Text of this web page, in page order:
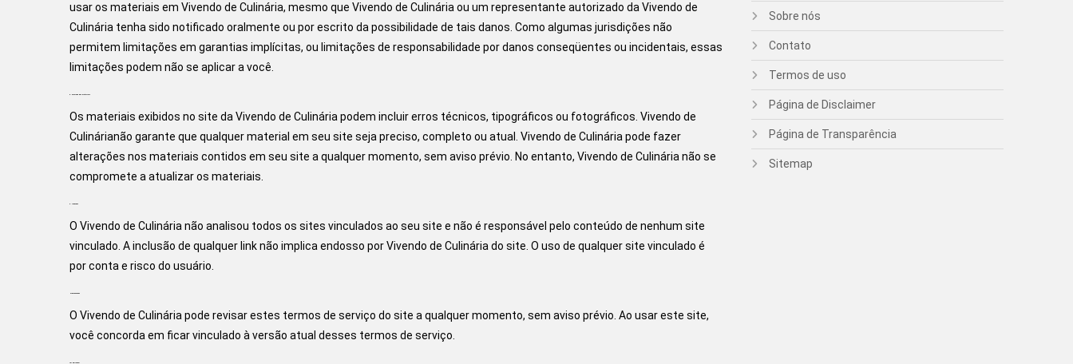
usar os materiais em Vivendo de Culinária, mesmo que Vivendo de Culinária ou um representante autorizado da Vivendo de
Culinária tenha sido notificado oralmente ou por escrito da possibilidade de tais danos. Como algumas jurisdições não
permitem limitações em garantias implícitas, ou limitações de responsabilidade por danos conseqüentes ou incidentais, essas
limitações podem não se aplicar a você.
Os materiais exibidos no site da Vivendo de Culinária podem incluir erros técnicos, tipográficos ou fotográficos. Vivendo de
Culinárianão garante que qualquer material em seu site seja preciso, completo ou atual. Vivendo de Culinária pode fazer
alterações nos materiais contidos em seu site a qualquer momento, sem aviso prévio. No entanto, Vivendo de Culinária não se
compromete a atualizar os materiais.
O Vivendo de Culinária não analisou todos os sites vinculados ao seu site e não é responsável pelo conteúdo de nenhum site
vinculado. A inclusão de qualquer link não implica endosso por Vivendo de Culinária do site. O uso de qualquer site vinculado é
por conta e risco do usuário.
O Vivendo de Culinária pode revisar estes termos de serviço do site a qualquer momento, sem aviso prévio. Ao usar este site,
você concorda em ficar vinculado à versão atual desses termos de serviço.
Sobre nós
Contato
Termos de uso
Página de Disclaimer
Página de Transparência
Sitemap